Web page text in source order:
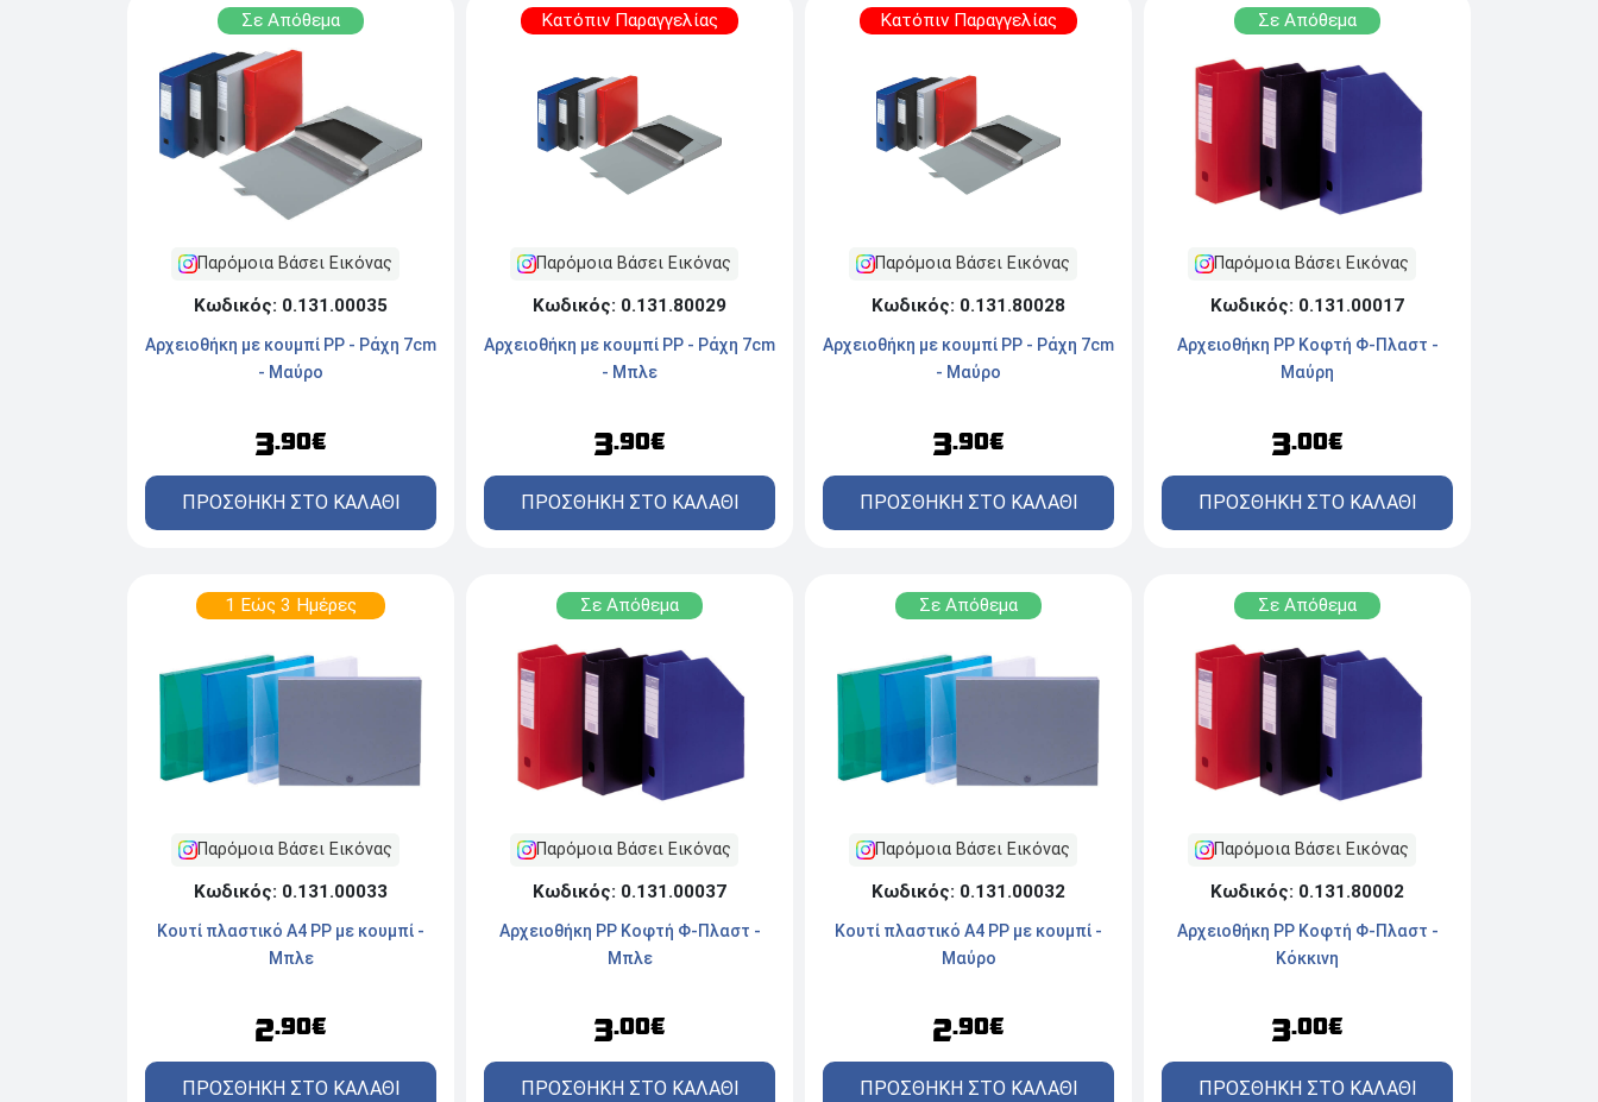
Σε Απόθεμα
Παρόμοια Βάσει Εικόνας
Κωδικός: 0.131.00035
Αρχειοθήκη με κουμπί PP - Ράχη 7cm
- Μαύρο
3.90€
ΠΡΟΣΘΗΚΗ ΣΤΟ ΚΑΛΑΘΙ
Κατόπιν Παραγγελίας
Παρόμοια Βάσει Εικόνας
Κωδικός: 0.131.80029
Αρχειοθήκη με κουμπί PP - Ράχη 7cm
- Μπλε
3.90€
ΠΡΟΣΘΗΚΗ ΣΤΟ ΚΑΛΑΘΙ
Κατόπιν Παραγγελίας
Παρόμοια Βάσει Εικόνας
Κωδικός: 0.131.80028
Αρχειοθήκη με κουμπί PP - Ράχη 7cm
- Μαύρο
3.90€
ΠΡΟΣΘΗΚΗ ΣΤΟ ΚΑΛΑΘΙ
Σε Απόθεμα
Παρόμοια Βάσει Εικόνας
Κωδικός: 0.131.00017
Αρχειοθήκη PP Κοφτή Φ-Πλαστ -
Μαύρη
3.00€
ΠΡΟΣΘΗΚΗ ΣΤΟ ΚΑΛΑΘΙ
1 Εώς 3 Ημέρες
Παρόμοια Βάσει Εικόνας
Κωδικός: 0.131.00033
Κουτί πλαστικό Α4 PP με κουμπί -
Μπλε
2.90€
ΠΡΟΣΘΗΚΗ ΣΤΟ ΚΑΛΑΘΙ
Σε Απόθεμα
Παρόμοια Βάσει Εικόνας
Κωδικός: 0.131.00037
Αρχειοθήκη PP Κοφτή Φ-Πλαστ -
Μπλε
3.00€
ΠΡΟΣΘΗΚΗ ΣΤΟ ΚΑΛΑΘΙ
Σε Απόθεμα
Παρόμοια Βάσει Εικόνας
Κωδικός: 0.131.00032
Κουτί πλαστικό Α4 PP με κουμπί -
Μαύρο
2.90€
ΠΡΟΣΘΗΚΗ ΣΤΟ ΚΑΛΑΘΙ
Σε Απόθεμα
Παρόμοια Βάσει Εικόνας
Κωδικός: 0.131.80002
Αρχειοθήκη PP Κοφτή Φ-Πλαστ -
Κόκκινη
3.00€
ΠΡΟΣΘΗΚΗ ΣΤΟ ΚΑΛΑΘΙ